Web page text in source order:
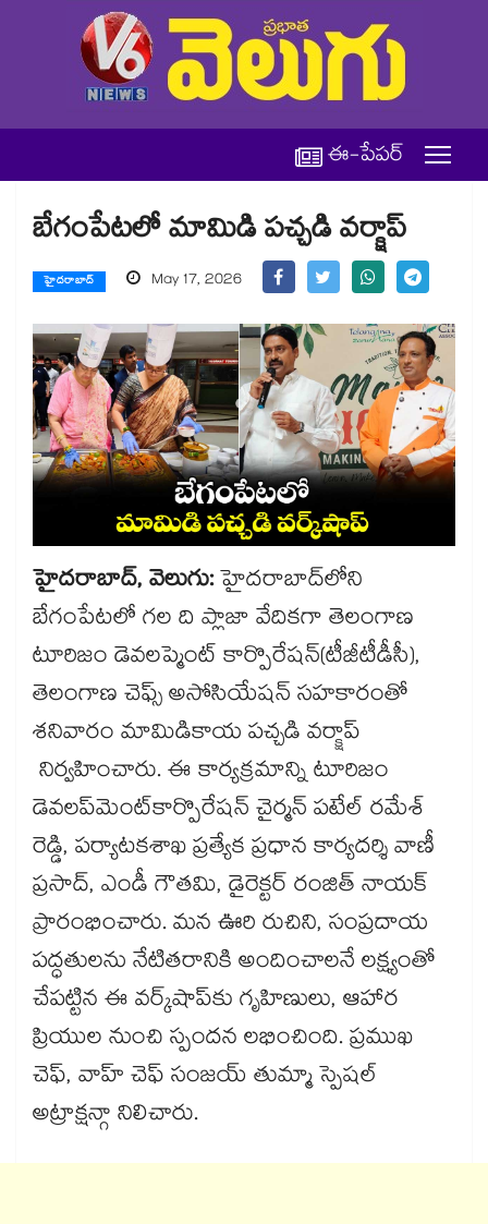
ఈ-పేపర్
బేగంపేటలో మామిడి పచ్చడి వర్క్షాప్
హైదరాబాద్ May 17, 2026
హైదరాబాద్, వెలుగు:హైదరాబాద్​లోని
బేగంపేటలో గల ది ప్లాజా వేదికగా తెలంగాణ
టూరిజం డెవలప్మెంట్ కార్పొరేషన్(టీజీటీడీసీ),
తెలంగాణ చెఫ్స్ అసోసియేషన్ సహకారంతో
శనివారం మామిడికాయ పచ్చడి వర్క్షాప్
నిర్వహించారు. ఈ కార్యక్రమాన్ని టూరిజం
డెవలప్​మెంట్​కార్పొరేషన్​ చైర్మన్ పటేల్ రమేశ్
రెడ్డి, పర్యాటకశాఖ ప్రత్యేక ప్రధాన కార్యదర్శి వాణీ
ప్రసాద్, ఎండీ గౌతమి, డైరెక్టర్ రంజిత్ నాయక్
ప్రారంభించారు. మన ఊరి రుచిని, సంప్రదాయ
పద్ధతులను నేటితరానికి అందించాలనే లక్ష్యంతో
చేపట్టిన ఈ వర్క్​షాప్​కు గృహిణులు, ఆహార
ప్రియుల నుంచి స్పందన లభించింది. ప్రముఖ
చెఫ్, వాహ్ చెఫ్ సంజయ్ తుమ్మా స్పెషల్
అట్రాక్షన్గా నిలిచారు.